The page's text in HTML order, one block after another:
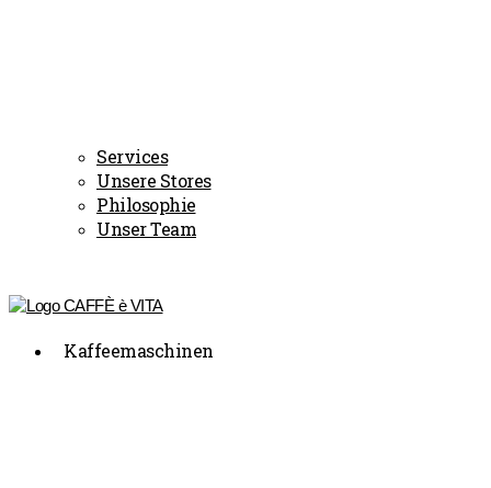
Services
Unsere Stores
Philosophie
Unser Team
Kaffeemaschinen